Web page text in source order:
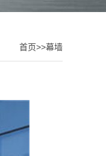
首页>>幕墙